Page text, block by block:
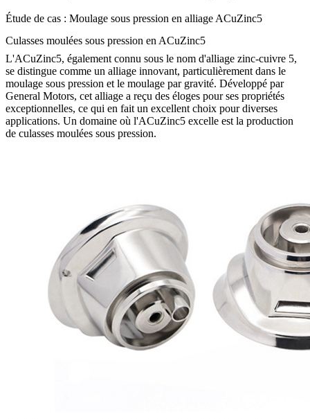
Étude de cas : Moulage sous pression en alliage ACuZinc5
Culasses moulées sous pression en ACuZinc5
L'ACuZinc5, également connu sous le nom d'alliage zinc-cuivre 5,
se distingue comme un alliage innovant, particulièrement dans le
moulage sous pression et le moulage par gravité. Développé par
General Motors, cet alliage a reçu des éloges pour ses propriétés
exceptionnelles, ce qui en fait un excellent choix pour diverses
applications. Un domaine où l'ACuZinc5 excelle est la production
de culasses moulées sous pression.